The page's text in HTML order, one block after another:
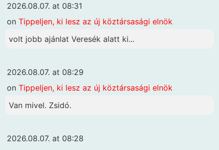
2026.08.07. at 08:31
on Tippeljen, ki lesz az új köztársasági elnök
volt jobb ajánlat Veresék alatt ki...
2026.08.07. at 08:29
on Tippeljen, ki lesz az új köztársasági elnök
Van mivel. Zsidó.
2026.08.07. at 08:28